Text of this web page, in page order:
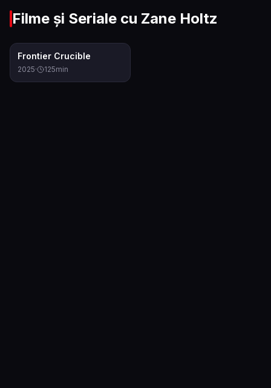
Filme și Seriale cu Zane Holtz
Frontier Crucible
2025· 125min